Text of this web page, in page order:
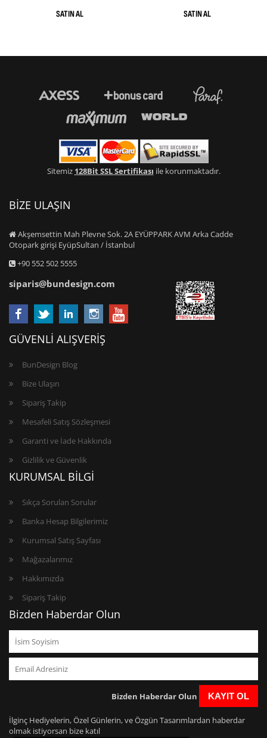
Sitemiz 128Bit SSL Sertifikası ile korunmaktadır.
BİZE ULAŞIN
Akşemsettin Mah Plevne Sok. 2A EYÜPPARK AVM Arka Cadde
Otopark girişi EyüpSultan / İstanbul
+90 552 502 5555
siparis@bundesign.com
GÜVENLİ ALIŞVERİŞ
BunDesign Blog
Bize Ulaşın
Sipariş Takip
Mesafeli Satış Sözleşmesi
Garanti ve İade Hakkında
Gizlilik ve Güvenlik
KURUMSAL BİLGİ
Sıkça Sorulan Sorular
Banka Hesap Bilgilerimiz
Kurumsal Satış Sayfası
Mağazalarımız
Hakkımızda
Sipariş Takip
Bizden Haberdar Olun
Bizden Haberdar Olun KAYIT OL
İlginç Hediyelerin, Özel Günlerin, ve Özgün Tasarımlardan haberdar
olmak istiyorsan bize katıl